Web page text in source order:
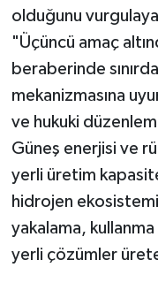
olduğunu
"Üçüncü amaç
beraberinde
mekanizmasına
ve hukuki
Güneş enerjisi ve
yerli üretim
hidrojen
yakalama,
yerli çözümler